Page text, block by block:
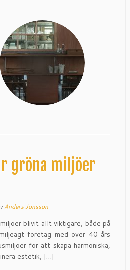
gröna miljöer
Anders Jonsson
blivit allt viktigare, både på
företag med över 40 års
för att skapa harmoniska,
estetik, […]